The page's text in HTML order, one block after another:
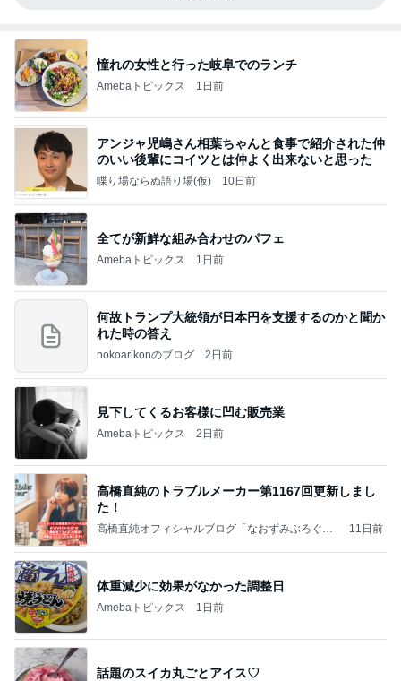
憧れの女性と行った岐阜でのランチ
Amebaトピックス 1日前
アンジャ児嶋さん相葉ちゃんと食事で紹介された仲
のいい後輩にコイツとは仲よく出来ないと思った
喋り場ならぬ語り場(仮) 10日前
全てが新鮮な組み合わせのパフェ
Amebaトピックス 1日前
何故トランプ大統領が日本円を支援するのかと聞か
れた時の答え
nokoarikonのブログ 2日前
見下してくるお客様に凹む販売業
Amebaトピックス 2日前
高橋直純のトラブルメーカー第1167回更新しまし
た！
高橋直純オフィシャルブログ「なおずみぶろぐ」
11日前
体重減少に効果がなかった調整日
Amebaトピックス 1日前
話題のスイカ丸ごとアイス♡